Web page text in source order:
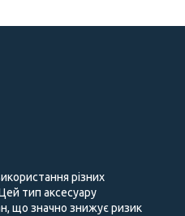
різних
тип аксесуару
що значно знижує ризик